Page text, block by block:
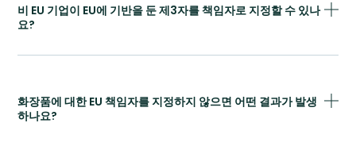
비 EU 기업이 EU에 기반을 둔 제3자를 책임자로 지정할 수 있나
요?
화장품에 대한 EU 책임자를 지정하지 않으면 어떤 결과가 발생
하나요?